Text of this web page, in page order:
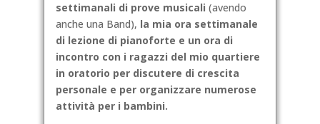
settimanali di prove musicali (avendo
anche una Band), la mia ora settimanale
di lezione di pianoforte e un ora di
incontro con i ragazzi del mio quartiere
in oratorio per discutere di crescita
personale e per organizzare numerose
attività per i bambini.